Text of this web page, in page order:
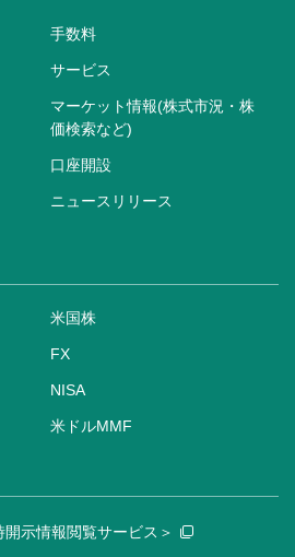
手数料
サービス
マーケット情報(株式市況・株
価検索など)
口座開設
ニュースリリース
米国株
FX
NISA
米ドルMMF
示情報閲覧サービス＞